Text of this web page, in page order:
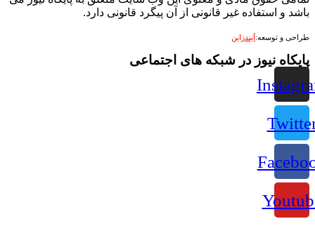
استفاده غیر قانونی از آن پیگرد قانونی دارد.
توسعه: آیندزاین
نیوز در شبکه های اجتماعی